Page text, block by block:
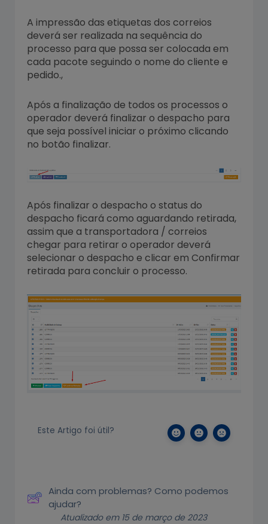
A impressão das etiquetas dos correios
deverá ser realizada na sequência do
processo para que possa ser colocada em
cada pacote seguindo o nome do cliente e
pedido.,
Após a finalização de todos os processos o
operador deverá finalizar o despacho para
que seja possível iniciar o próximo clicando
no botão finalizar.
Após finalizar o despacho o status do
despacho ficará como aguardando retirada,
assim que a transportadora / correios
chegar para retirar o operador deverá
selecionar o despacho e clicar em Confirmar
retirada para concluir o processo.
Este Artigo foi útil?
Ainda com problemas? Como podemos
ajudar?
Atualizado em 15 de março de 2023